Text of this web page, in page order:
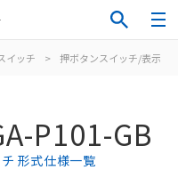
イッチ > 押ボタンスイッチ/表示灯
P101-GB
形式仕様一覧